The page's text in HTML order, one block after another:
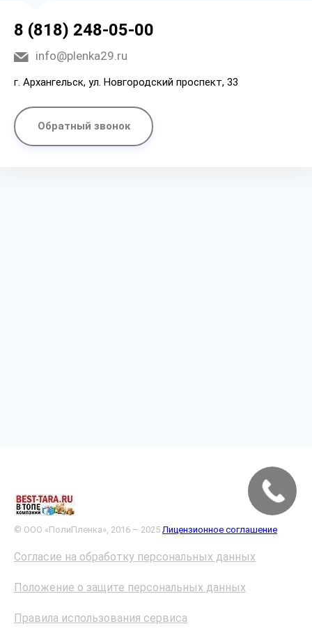
8 (818) 248-05-00
info@plenka29.ru
г. Архангельск, ул. Новгородский проспект, 33
Обратный звонок
© ООО «ПолиПленка», 2016 – 2025 Лицензионное соглашение
Согласие на обработку персональных данных
Положение о защите персональных данных
Правила использования сервиса